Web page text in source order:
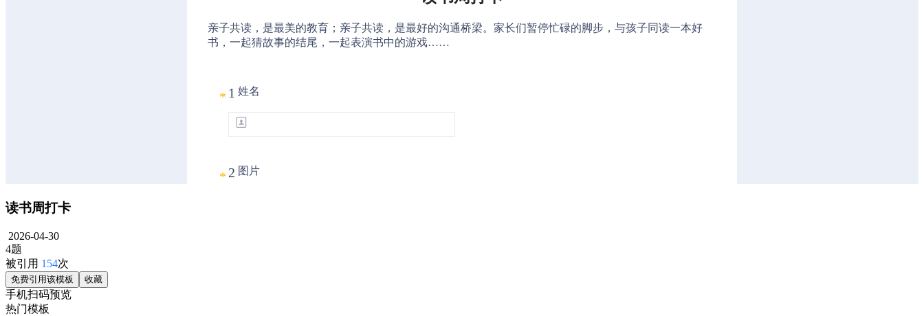
读书周打卡
2026-04-30
4题
被引用 154次
免费引用该模板 收藏
手机扫码预览
热门模板